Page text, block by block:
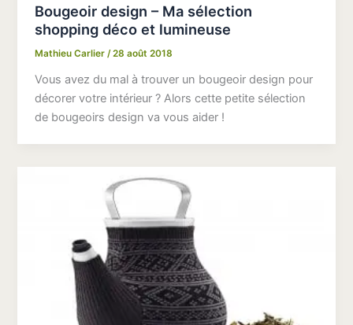
Bougeoir design – Ma sélection
shopping déco et lumineuse
Mathieu Carlier/28 août 2018
Vous avez du mal à trouver un bougeoir design pour
décorer votre intérieur ? Alors cette petite sélection
de bougeoirs design va vous aider !